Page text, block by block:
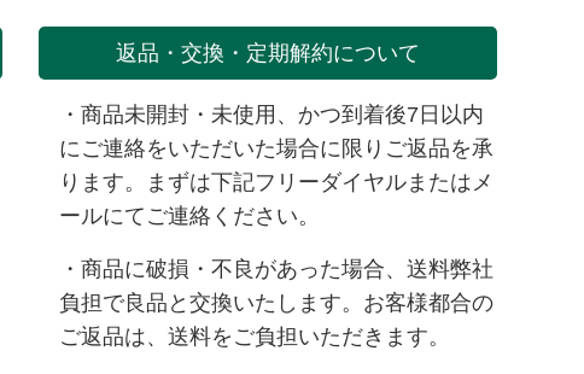
返品・交換・定期解約について
・商品未開封・未使用、かつ到着後7日以内
にご連絡をいただいた場合に限りご返品を承
ります。まずは下記フリーダイヤルまたは メ
ールにてご連絡ください。
・商品に破損・不良があった場合、送料弊社
負担で良品と交換いたします。お客様都合の
ご返品は、送料をご負担いただきます。